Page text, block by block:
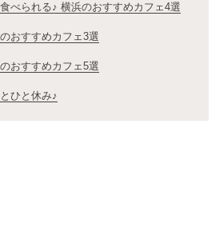
べられる♪ 横浜のおすすめカフェ4選
おすすめカフェ3選
おすすめカフェ5選
ひと休み♪